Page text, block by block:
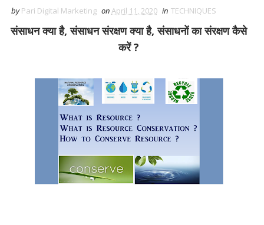
by Pari Digital Marketing on April 11, 2020 in TECHNIQUES
संसाधन क्या है, संसाधन संरक्षण क्या है, संसाधनों का संरक्षण कैसे
करें?